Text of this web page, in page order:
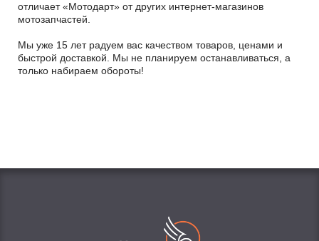
отличает «Мотодарт» от других интернет-магазинов
мотозапчастей.
Мы уже 15 лет радуем вас качеством товаров, ценами и
быстрой доставкой. Мы не планируем останавливаться, а
только набираем обороты!